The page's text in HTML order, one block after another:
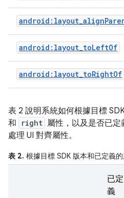
android:layout_toLeftOf
android:layout_toRightOf
表 2 說明系統如何根據目標
和 right 屬性，以及是否已定
處理 UI 對齊屬性。
表 2. 根據目標 SDK 版本和已定義
已定
義